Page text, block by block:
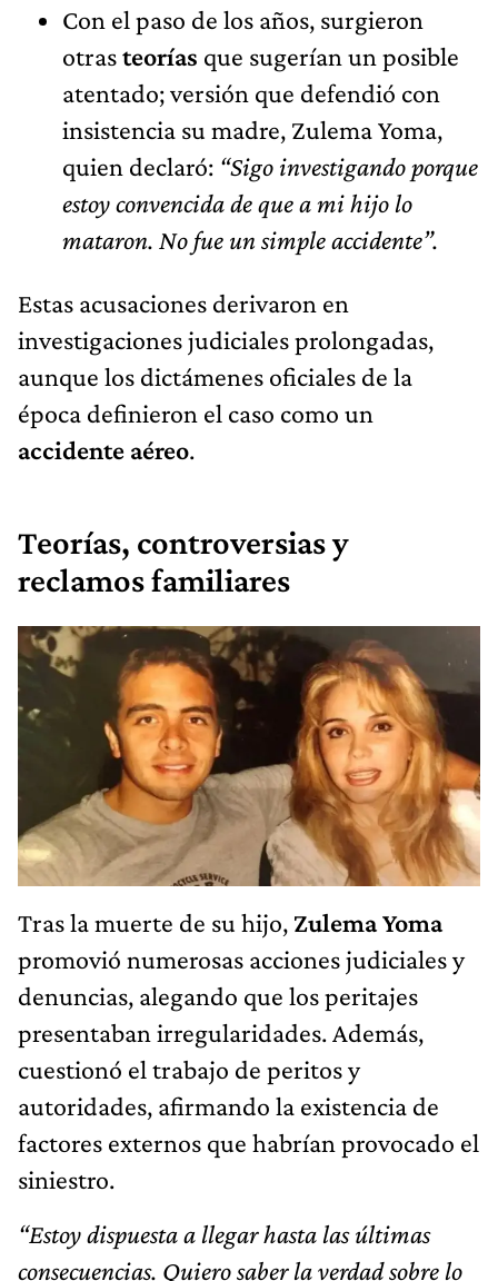
Con el paso de los años, surgieron
otrasteorías que sugerían un posible
atentado; versión que defendió con
insistencia su madre, Zulema Yoma,
quien declaró: “Sigo investigando porque
estoy convencida de que a mi hijo lo
mataron. No fue un simple accidente”.
Estas acusaciones derivaron en
investigaciones judiciales prolongadas,
aunque los dictámenes oficiales de la
época definieron el caso como un
accidente aéreo.
Teorías, controversias y
reclamos familiares
Tras la muerte de su hijo, Zulema Yoma
promovió numerosas acciones judiciales y
denuncias, alegando que los peritajes
presentaban irregularidades. Además,
cuestionó el trabajo de peritos y
autoridades, afirmando la existencia de
factores externos que habrían provocado el
siniestro.
“Estoy dispuesta a llegar hasta las últimas
consecuencias. Quiero saber la verdad sobre lo